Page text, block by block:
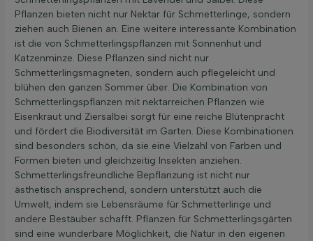
Pflanzen bieten nicht nur Nektar für Schmetterlinge, sondern
ziehen auch Bienen an. Eine weitere interessante Kombination
ist die von Schmetterlingspflanzen mit Sonnenhut und
Katzenminze. Diese Pflanzen sind nicht nur
Schmetterlingsmagneten, sondern auch pflegeleicht und
blühen den ganzen Sommer über. Die Kombination von
Schmetterlingspflanzen mit nektarreichen Pflanzen wie
Eisenkraut und Ziersalbei sorgt für eine reiche Blütenpracht
und fördert die Biodiversität im Garten. Diese Kombinationen
sind besonders schön, da sie eine Vielzahl von Farben und
Formen bieten und gleichzeitig Insekten anziehen.
Schmetterlingsfreundliche Bepflanzung ist nicht nur
ästhetisch ansprechend, sondern unterstützt auch die
Umwelt, indem sie Lebensräume für Schmetterlinge und
andere Bestäuber schafft. Pflanzen für Schmetterlingsgärten
sind eine wunderbare Möglichkeit, die Natur in den eigenen